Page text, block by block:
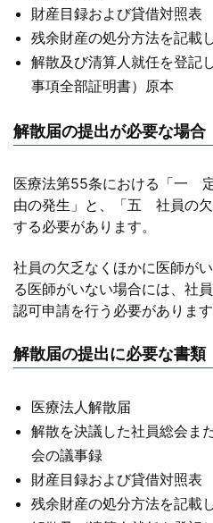
財産目録および貸借対照表
残余財産の処分方法を記載
解散及び清算人就任を登記
事項全部証明書）原本
解散届の提出が必要な場合
医療法第55条における「一
由の発生」と、「五 社員の
する必要があります。
社員の欠乏なくほかに医師が
る医師がいない場合には、社
認可申請を行う必要があります
解散届の提出に必要な書類
医療法人解散届
解散を決議した社員総会ま
会の議事録
財産目録および貸借対照表
残余財産の処分方法を記載